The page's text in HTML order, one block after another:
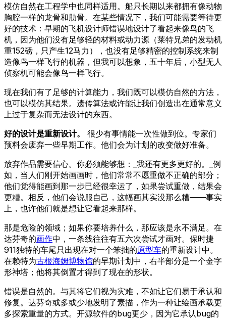
模仿自然在工程学中也同样适用。船只长期以来都拥有像动物
胸腔一样的龙骨和肋骨。在某些情况下，我们可能需要等待更
好的技术：早期的飞机设计师错误地设计了看起来像鸟的飞
机，因为他们没有足够轻的材料或动力源（莱特兄弟的发动机
重152磅，只产生12马力），也没有足够精密的控制系统来制
造像鸟一样飞行的机器，但我可以想象，五十年后，小型无人
侦察机可能会像鸟一样飞行。
现在我们有了足够的计算能力，我们既可以模仿自然的方法，
也可以模仿其结果。遗传算法或许能让我们创造出在通常意义
上过于复杂而无法设计的东西。
好的设计是重新设计。
很少有事情能一次性做到位。专家们
预料会废弃一些早期工作。他们会为计划的改变做好准备。
放弃作品需要信心。你必须能够想：_我还有更多更好的。_例
如，当人们刚开始画画时，他们常常不愿重做不正确的部分；
他们觉得能画到那一步已经很幸运了，如果尝试重做，结果会
更糟。相反，他们会说服自己，这幅画其实没那么糟——事实
上，也许他们就是想让它看起来那样。
那是危险的领域；如果你要培养什么，那应该是永不满足。在
达芬奇的画作中，一条线往往有五六次尝试才画对。保时捷
911独特的车尾只出现在对一个笨拙的原型车的重新设计中。
在赖特为古根海姆博物馆的早期计划中，右半部分是一个金字
形神塔；他将其倒置才得到了现在的形状。
错误是自然的。与其将它们视为灾难，不如让它们易于承认和
修复。达芬奇或多或少地发明了素描，作为一种让绘画承载更
多探索重量的方式。开源软件的bug更少，因为它承认bug的